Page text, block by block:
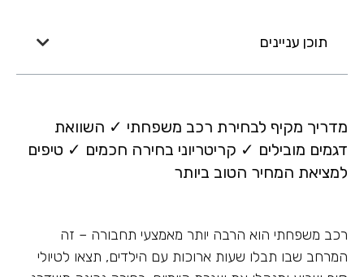
תוכן עניינים
מדריך מקיף לבחירת רכב משפחתי ✓ השוואת
דגמים מובילים ✓ קריטריוני בחירה חכמים ✓ טיפים
למציאת המחיר הטוב ביותר
רכב משפחתי הוא הרבה יותר מאמצעי תחבורה – זה
המרחב שבו תבלו שעות ארוכות עם הילדים, תצאו לטיולי